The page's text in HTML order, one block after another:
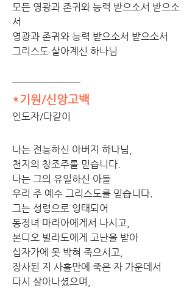
모든 영광과 존귀와 능력 받으소서 받으소
서
영광과 존귀와 능력 받으소서 받으소서
그리스도 살아계신 하나님
*기원/신앙고백
인도자/다같이
나는 전능하신 아버지 하나님,
천지의 창조주를 믿습니다.
나는 그의 유일하신 아들
우리 주 예수 그리스도를 믿습니다.
그는 성령으로 잉태되어
동정녀 마리아에게서 나시고,
본디오 빌라도에게 고난을 받아
십자가에 못 박혀 죽으시고,
장사된 지 사흘만에 죽은 자 가운데서
다시 살아나셨으며,